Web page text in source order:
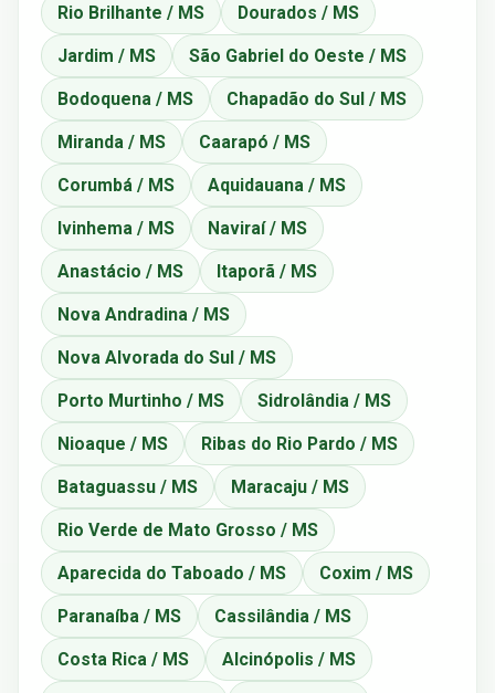
Rio Brilhante / MS Dourados / MS
Jardim / MS São Gabriel do Oeste / MS
Bodoquena / MS Chapadão do Sul / MS
Miranda / MS Caarapó / MS
Corumbá / MS Aquidauana / MS
Ivinhema / MS Naviraí / MS
Anastácio / MS Itaporã / MS
Nova Andradina / MS
Nova Alvorada do Sul / MS
Porto Murtinho / MS Sidrolândia / MS
Nioaque / MS Ribas do Rio Pardo / MS
Bataguassu / MS Maracaju / MS
Rio Verde de Mato Grosso / MS
Aparecida do Taboado / MS Coxim / MS
Paranaíba / MS Cassilândia / MS
Costa Rica / MS Alcinópolis / MS